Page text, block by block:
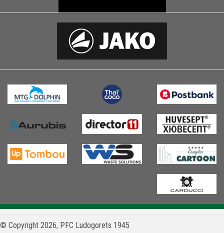
© Copyright 2026, PFC Ludogorets 1945